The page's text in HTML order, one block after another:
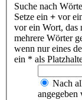
Suche nach
Setze ein + vor
vor ein Wort, das
mehrere Wörter
wenn nur eines
ein * als
Nach
angegeben